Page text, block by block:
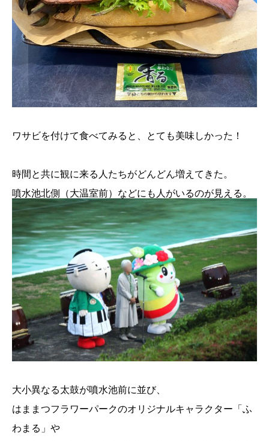
ワサビを付けて食べてみると、とても美味しかった！
時間と共に観に来る人たちがどんどん増えてきた。
噴水池北側（大温室前）などにも人がいるのが見える。
大小異なる太鼓が噴水池前に並び、
はままつフラワーパークのオリジナルキャラクター「ふ
わまる」や